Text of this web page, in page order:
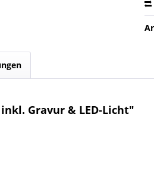
Gravur & LED-Licht"